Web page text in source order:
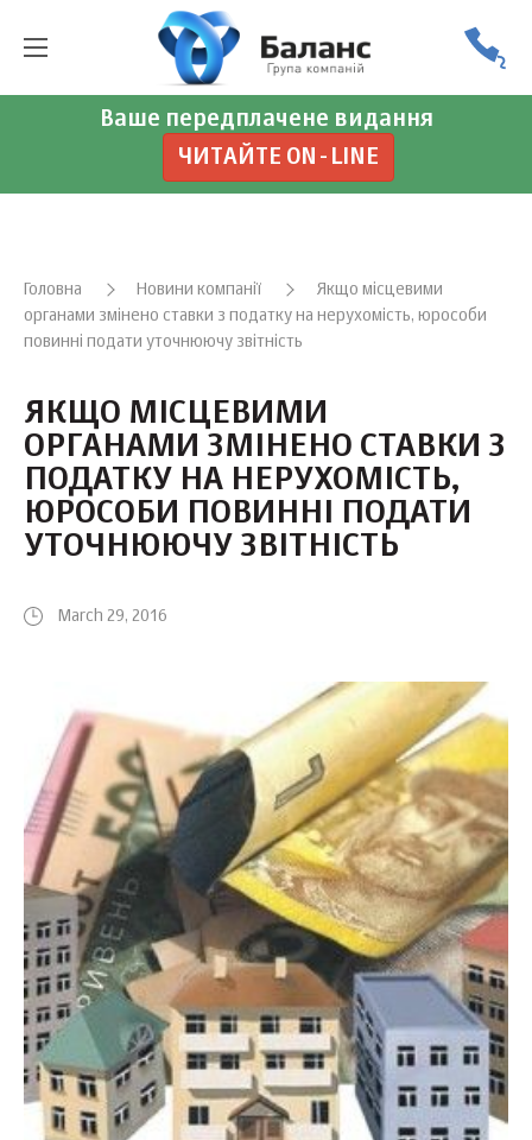
Ваше передплачене видання
ЧИТАЙТЕ ON-LINE
Головна Новини компанії
Якщо місцевими
органами змінено ставки з податку на нерухомість, юрособи
повинні подати уточнюючу звітність
ЯКЩО МІСЦЕВИМИ
ОРГАНАМИ ЗМІНЕНО СТАВКИ З
ПОДАТКУ НА НЕРУХОМІСТЬ,
ЮРОСОБИ ПОВИННІ ПОДАТИ
УТОЧНЮЮЧУ ЗВІТНІСТЬ
March 29, 2016